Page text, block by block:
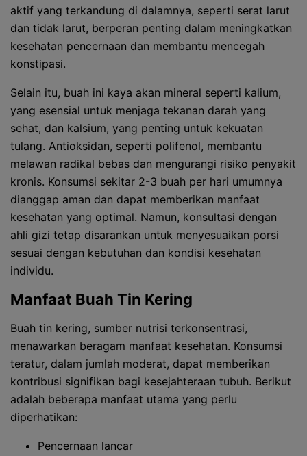
aktif yang terkandung di dalamnya, seperti serat larut
dan tidak larut, berperan penting dalam meningkatkan
kesehatan pencernaan dan membantu mencegah
konstipasi.
Selain itu, buah ini kaya akan mineral seperti kalium,
yang esensial untuk menjaga tekanan darah yang
sehat, dan kalsium, yang penting untuk kekuatan
tulang. Antioksidan, seperti polifenol, membantu
melawan radikal bebas dan mengurangi risiko penyakit
kronis. Konsumsi sekitar 2-3 buah per hari umumnya
dianggap aman dan dapat memberikan manfaat
kesehatan yang optimal. Namun, konsultasi dengan
ahli gizi tetap disarankan untuk menyesuaikan porsi
sesuai dengan kebutuhan dan kondisi kesehatan
individu.
Manfaat Buah Tin Kering
Buah tin kering, sumber nutrisi terkonsentrasi,
menawarkan beragam manfaat kesehatan. Konsumsi
teratur, dalam jumlah moderat, dapat memberikan
kontribusi signifikan bagi kesejahteraan tubuh. Berikut
adalah beberapa manfaat utama yang perlu
diperhatikan:
Pencernaan lancar